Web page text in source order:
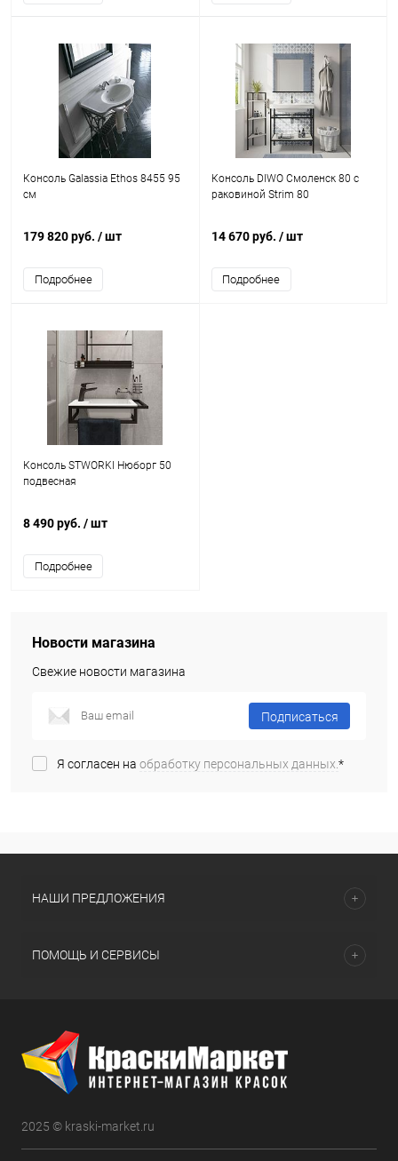
Консоль Galassia Ethos 8455 95
см
179 820 руб. / шт
Подробнее
Консоль DIWO Смоленск 80 с
раковиной Strim 80
14 670 руб. / шт
Подробнее
Консоль STWORKI Нюборг 50
подвесная
8 490 руб. / шт
Подробнее
Новости магазина
Свежие новости магазина
Подписаться
Я согласен на обработку персональных данных.*
НАШИ ПРЕДЛОЖЕНИЯ
ПОМОЩЬ И СЕРВИСЫ
2025 © kraski-market.ru